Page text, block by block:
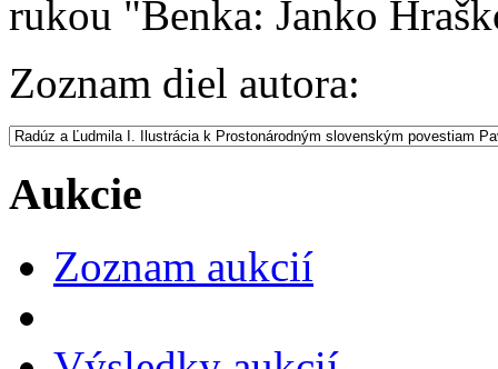
rukou "Benka: Janko
Zoznam diel autora:
Aukcie
Zoznam aukcií